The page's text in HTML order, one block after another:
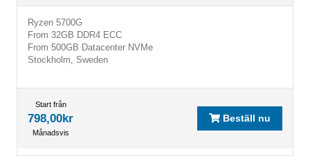
Ryzen 5700G
From 32GB DDR4 ECC
From 500GB Datacenter NVMe
Stockholm, Sweden
Start från
798,00kr
Månadsvis
Beställ nu